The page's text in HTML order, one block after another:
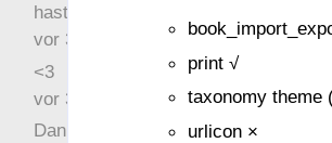
print √
taxonomy theme
urlicon ×
hast Recht …
vor 31 Wochen 2 Tage
<3
vor 34 Wochen 4 Tage
Danke für das Statement